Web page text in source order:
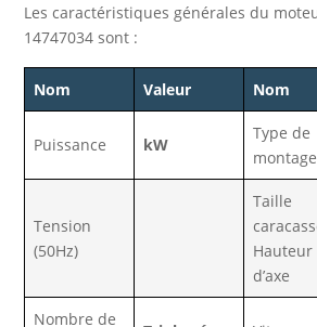
Les caractéristiques générales du
14747034 sont :
Nom Valeur Nom
Puissance kW
Type de
montage
Tension
(50Hz)
Taille
Hauteur
d’axe
Nombre de